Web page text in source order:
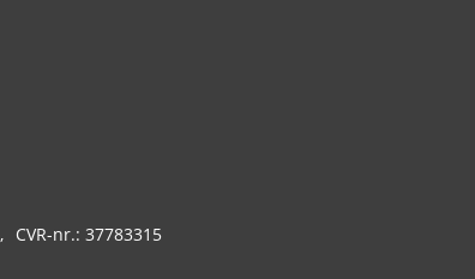
CVR-nr.: 37783315